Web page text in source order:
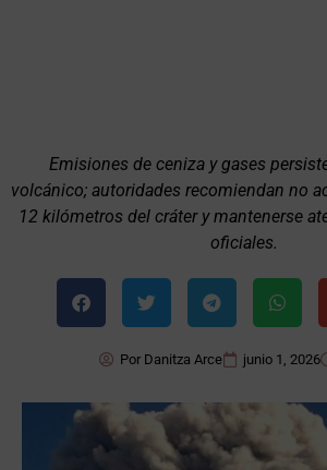
Emisiones de ceniza y gases
volcánico; autoridades recomiendan no
12 kilómetros del cráter y mantenerse
oficiales.
PorDanitza Arce junio 1, 2026